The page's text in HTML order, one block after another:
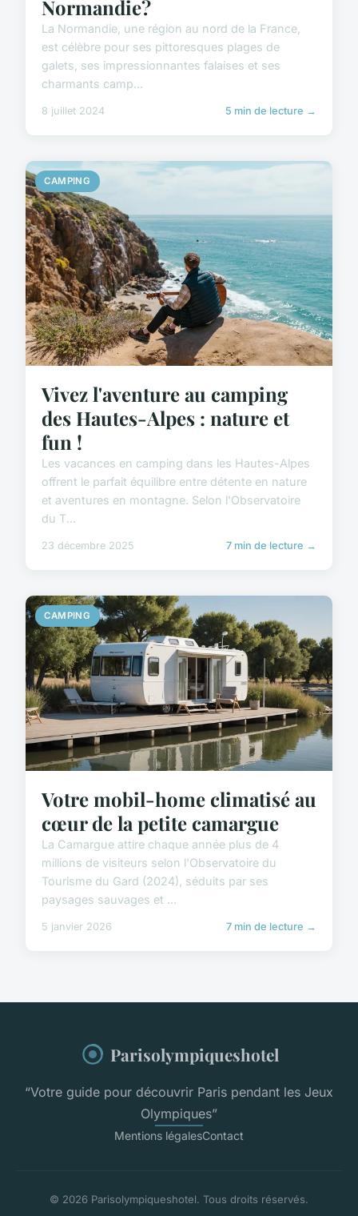
Normandie?
La Normandie, une région au nord de la France,
est célèbre pour ses pittoresques plages de
galets, ses impressionnantes falaises et ses
charmants camp...
8 juillet 2024 5 min de lecture →
CAMPING
Vivez l'aventure au camping
des Hautes-Alpes : nature et
fun !
Les vacances en camping dans les Hautes-Alpes
offrent le parfait équilibre entre détente en nature
et aventures en montagne. Selon l'Observatoire
du T...
23 décembre 2025 7 min de lecture →
CAMPING
Votre mobil-home climatisé au
cœur de la petite camargue
La Camargue attire chaque année plus de 4
millions de visiteurs selon l'Observatoire du
Tourisme du Gard (2024), séduits par ses
paysages sauvages et ...
5 janvier 2026 7 min de lecture →
Parisolympiqueshotel
“Votre guide pour découvrir Paris pendant les Jeux
Olympiques”
Mentions légalesContact
© 2026 Parisolympiqueshotel. Tous droits réservés.